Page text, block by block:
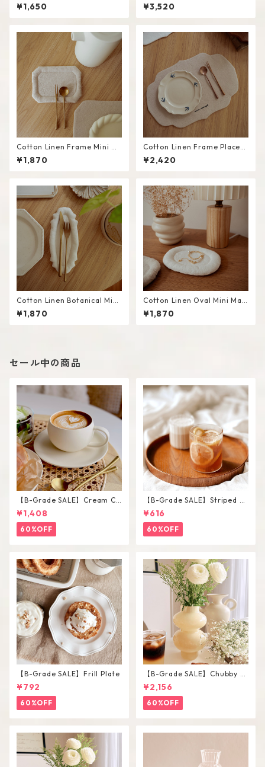
er #White / L
¥1,650 te #White / M
¥3,520
Cotton Linen Frame Mini M
at #Beige
¥1,870
Cotton Linen Frame Placem
at #Beige
¥2,420
Cotton Linen Botanical Mini
Mat #White
¥1,870
Cotton Linen Oval Mini Mat
#White
¥1,870
セール中の商品
【B-Grade SALE】Cream Co
lor Round Shape Cup Saucer
Set
¥1,408
60%OFF
【B-Grade SALE】Striped Sh
ort Glass / M
¥616
60%OFF
【B-Grade SALE】Frill Plate
¥792
60%OFF
【B-Grade SALE】Chubby V
ase / L
¥2,156
60%OFF